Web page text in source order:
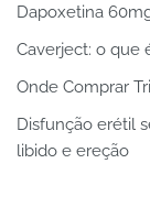
Dapoxetina
Caverject: o que
Onde Comprar
Disfunção erétil
libido e ereção